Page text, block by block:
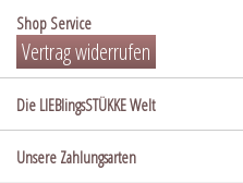
Shop Service
Vertrag widerrufen
Die LIEBlingsSTÜKKE Welt
Unsere Zahlungsarten